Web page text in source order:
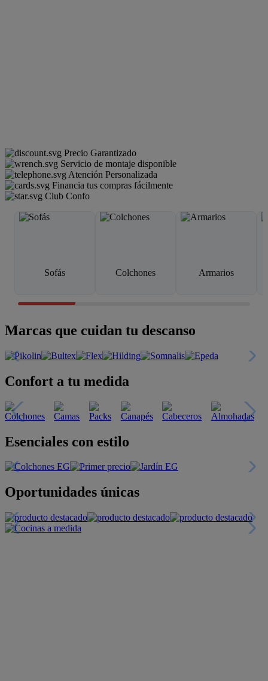
Precio Garantizado
Servicio de montaje disponible
Atención Personalizada
Financia tus compras fácilmente
Club Confo
Sofás Colchones Armarios
Marcas que cuidan tu descanso
Confort a tu medida
Esenciales con estilo
Oportunidades únicas